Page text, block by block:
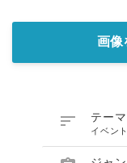
画像
 テーマ
イベン